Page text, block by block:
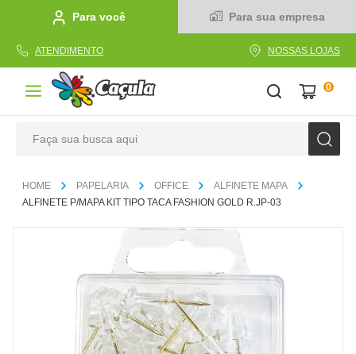
Para você Para sua empresa
ATENDIMENTO NOSSAS LOJAS
0
PAPELARIA OFFICE
ALFINETE MAPA
ALFINETE P/MAPA KIT TIPO TACA FASHION GOLD R.JP-03
1º caderno